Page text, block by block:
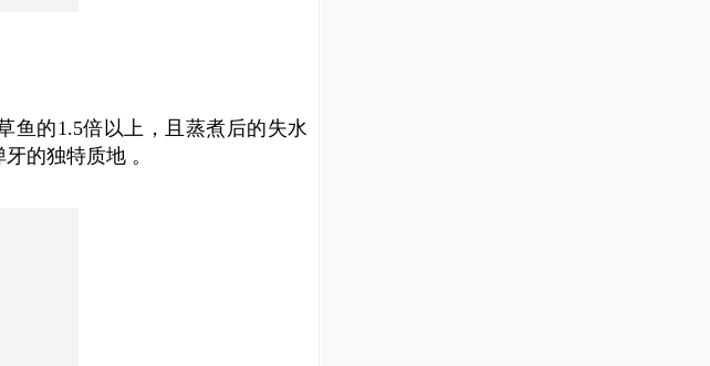
鱼的1.5倍以上，且蒸煮后的失水
的独特质地 。